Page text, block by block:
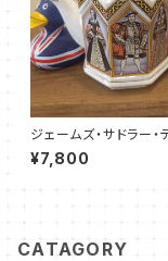
ジェームズ・サドラー・
ト／ヘンリーⅧ（
¥7,800
CATAGORY